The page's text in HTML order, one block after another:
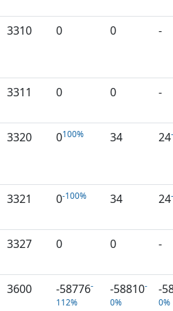
3310 0 0 -
3311 0 0 -
3320 0100% 34 24
3321 0-100% 34 24
3327 0 0 -
3600 -58776-
112%
-58810-
0%
-
0%